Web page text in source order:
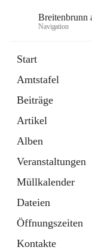
Breitenbrunn
Navigation
Start
Amtstafel
Beiträge
Artikel
Alben
Veranstaltungen
Müllkalender
Dateien
Öffnungszeiten
Kontakte
18 Schnellzugriffe
Gemeindeservice